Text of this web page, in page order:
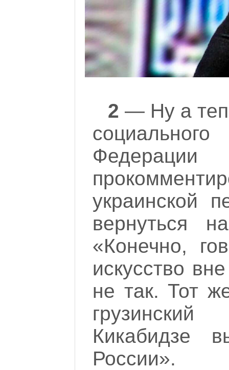
2 — Ну а
Федерации
украинской
вернуться
«Конечно,
искусство
не так. Тот
Кикабидзе
России».